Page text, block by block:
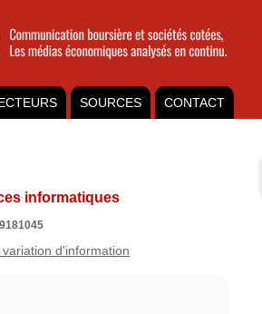
SOURCES CONTACT
informatiques
d'information